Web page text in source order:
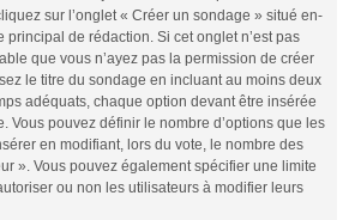
sur l’onglet « Créer un sondage » situé en-
principal de rédaction. Si cet onglet n’est pas
que vous n’ayez pas la permission de créer
le titre du sondage en incluant au moins deux
adéquats, chaque option devant être insérée
Vous pouvez définir le nombre d’options que les
en modifiant, lors du vote, le nombre des
». Vous pouvez également spécifier une limite
ou non les utilisateurs à modifier leurs